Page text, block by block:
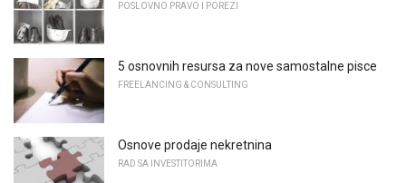
POSLOVNO PRAVO I POREZI
5 osnovnih resursa za nove samostalne pisce
FREELANCING & CONSULTING
Osnove prodaje nekretnina
RAD SA INVESTITORIMA